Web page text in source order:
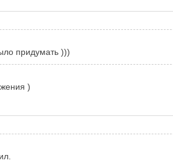
придумать )))
)